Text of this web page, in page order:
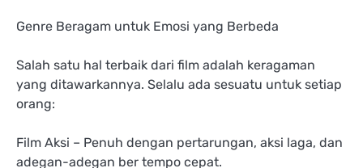
Genre Beragam untuk Emosi yang Berbeda
Salah satu hal terbaik dari film adalah keragaman
yang ditawarkannya. Selalu ada sesuatu untuk setiap
orang:
Film Aksi – Penuh dengan pertarungan, aksi laga, dan
adegan-adegan ber tempo cepat.